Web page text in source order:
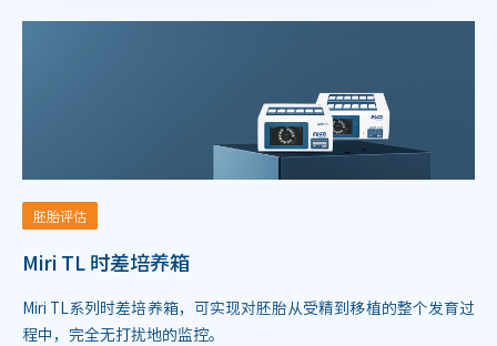
胚胎评估
Miri TL 时差培养箱
Miri TL系列时差培养箱，可实现对胚胎从受精到移植的整个发育过
程中，完全无打扰地的监控。